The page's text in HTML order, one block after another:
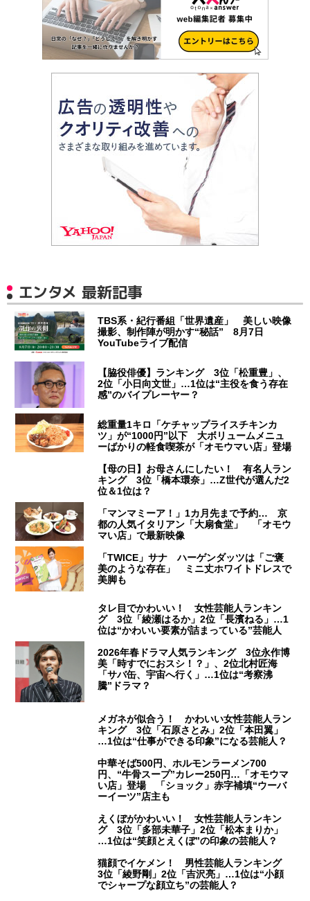
エンタメ 最新記事
TBS系・紀行番組「世界遺産」 美しい映像
撮影、制作陣が明かす“秘話” 8月7日
YouTubeライブ配信
【脇役俳優】ランキング 3位「松重豊」、
2位「小日向文世」…1位は“主役を食う存在
感”のバイプレーヤー？
総重量1キロ「ケチャップライスチキンカ
ツ」が“1000円”以下 大ボリュームメニュ
ーばかりの軽食喫茶が「オモウマい店」登場
【母の日】お母さんにしたい！ 有名人ラン
キング 3位「橋本環奈」…Z世代が選んだ2
位＆1位は？
「マンマミーア！」1カ月先まで予約… 京
都の人気イタリアン「大扇食堂」 「オモウ
マい店」で最新映像
「TWICE」サナ ハーゲンダッツは「ご褒
美のような存在」 ミニ丈ホワイトドレスで
美脚も
タレ目でかわいい！ 女性芸能人ランキン
グ 3位「綾瀬はるか」2位「長濱ねる」…1
位は“かわいい要素が詰まっている”芸能人
2026年春ドラマ人気ランキング 3位永作博
美「時すでにおスシ！？」、2位北村匠海
「サバ缶、宇宙へ行く」…1位は“考察沸
騰”ドラマ？
メガネが似合う！ かわいい女性芸能人ラン
キング 3位「石原さとみ」2位「本田翼」
…1位は“仕事ができる印象”になる芸能人？
中華そば500円、ホルモンラーメン700
円、“牛骨スープ”カレー250円…「オモウマ
い店」登場 「ショック」赤字補填“ウーバ
ーイーツ”店主も
えくぼがかわいい！ 女性芸能人ランキン
グ 3位「多部未華子」2位「松本まりか」
…1位は“笑顔とえくぼ”の印象の芸能人？
猫顔でイケメン！ 男性芸能人ランキング
3位「綾野剛」2位「吉沢亮」…1位は“小顔
でシャープな顔立ち”の芸能人？